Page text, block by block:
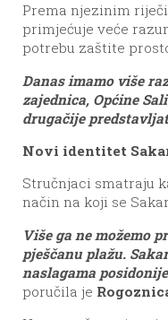
Prema njezinim
primjećuje veće
potrebu zaštite
Danas imamo više
zajednica, Općine
drugačije
Novi identitet
Stručnjaci smatraju
način na koji se
Više ga ne možemo
pješčanu plažu.
naslagama
poručila je